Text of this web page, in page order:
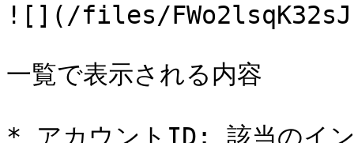
![](/files/
一覧で表示される内容
* アカウントID: 該当のイン